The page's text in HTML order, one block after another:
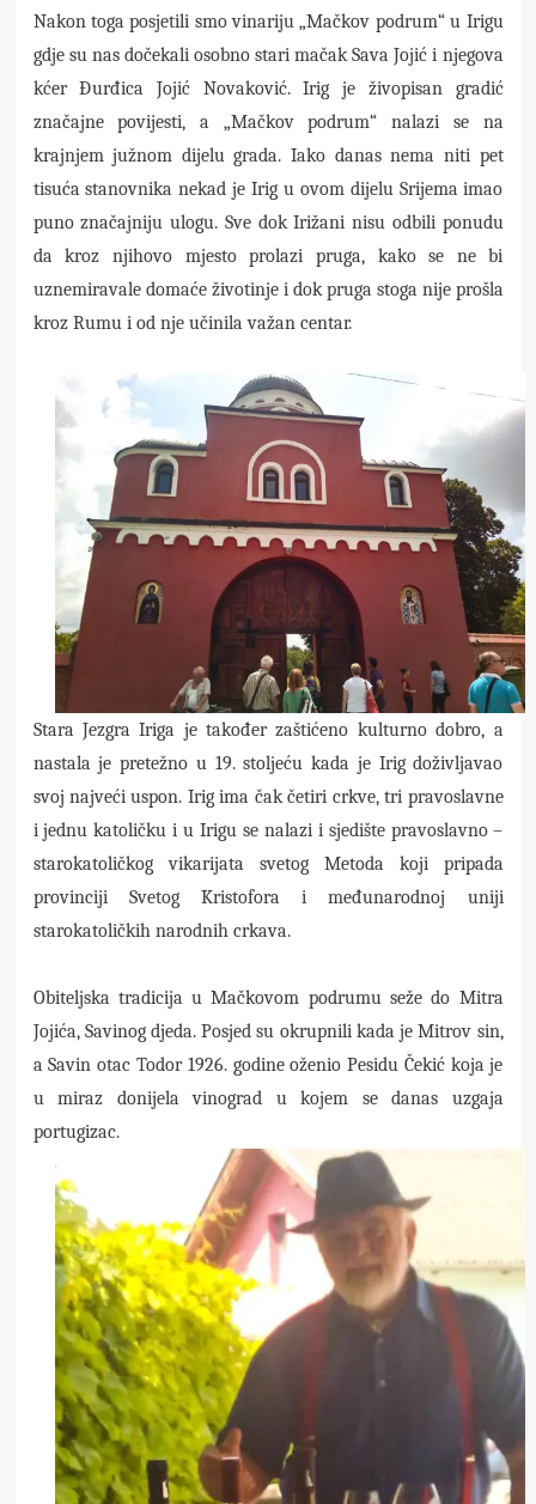
Nakon toga posjetili smo vinariju „Mačkov podrum“ u Irigu
gdje su nas dočekali osobno stari mačak Sava Jojić i njegova
kćer Đurđica Jojić Novaković. Irig je živopisan gradić
značajne povijesti, a „Mačkov podrum“ nalazi se na
krajnjem južnom dijelu grada. Iako danas nema niti pet
tisuća stanovnika nekad je Irig u ovom dijelu Srijema imao
puno značajniju ulogu. Sve dok Irižani nisu odbili ponudu
da kroz njihovo mjesto prolazi pruga, kako se ne bi
uznemiravale domaće životinje i dok pruga stoga nije prošla
kroz Rumu i od nje učinila važan centar.
Stara Jezgra Iriga je također zaštićeno kulturno dobro, a
nastala je pretežno u 19. stoljeću kada je Irig doživljavao
svoj najveći uspon. Irig ima čak četiri crkve, tri pravoslavne
i jednu katoličku i u Irigu se nalazi i sjedište pravoslavno –
starokatoličkog vikarijata svetog Metoda koji pripada
provinciji Svetog Kristofora i međunarodnoj uniji
starokatoličkih narodnih crkava.
Obiteljska tradicija u Mačkovom podrumu seže do Mitra
Jojića, Savinog djeda. Posjed su okrupnili kada je Mitrov sin,
a Savin otac Todor 1926. godine oženio Pesidu Čekić koja je
u miraz donijela vinograd u kojem se danas uzgaja
portugizac.